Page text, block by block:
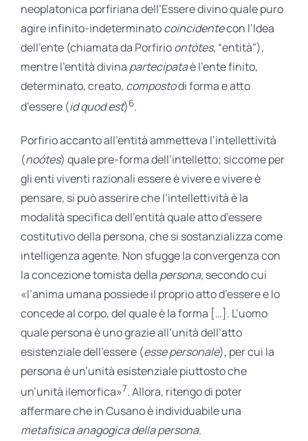
neoplatonica porfiriana dell’Essere divino quale puro
agire infinito-indeterminatocoincidentecon l’Idea
dell’ente (chiamata da Porfirioontótes, “entità”),
mentre l’entità divina partecipataè l’ente finito,
determinato, creato, compostodi forma e atto
d’essere (id quod est)6.
Porfirio accanto all’entità ammetteva l’intellettività
(noótes) quale pre-forma dell’intelletto; siccome per
gli enti viventi razionali essere è vivere e vivere è
pensare, si può asserire che l’intellettività è la
modalità specifica dell’entità quale atto d’essere
costitutivo della persona, che si sostanzializza come
intelligenza agente. Non sfugge la convergenza con
la concezione tomista della persona, secondo cui
«l’anima umana possiede il proprio atto d’essere e lo
concede al corpo, del quale è la forma […]. L’uomo
quale persona è uno grazie all’unità dell’atto
esistenziale dell’essere (esse personale), per cui la
persona è un’unità esistenziale piuttosto che
un’unità ilemorfica»7. Allora, ritengo di poter
affermare che in Cusano è individuabile una
metafisica anagogica della persona.